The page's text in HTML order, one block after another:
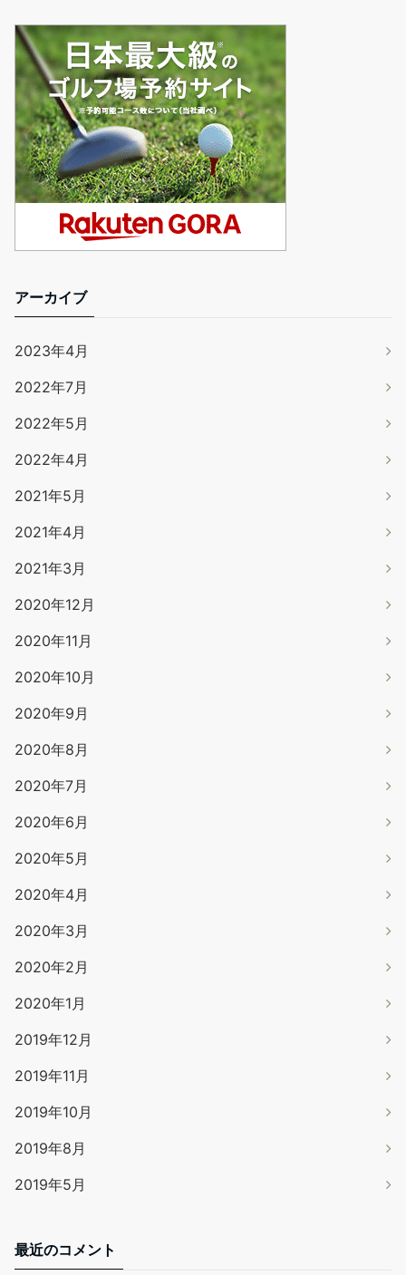
アーカイブ
2023年4月
2022年7月
2022年5月
2022年4月
2021年5月
2021年4月
2021年3月
2020年12月
2020年11月
2020年10月
2020年9月
2020年8月
2020年7月
2020年6月
2020年5月
2020年4月
2020年3月
2020年2月
2020年1月
2019年12月
2019年11月
2019年10月
2019年8月
2019年5月
最近のコメント